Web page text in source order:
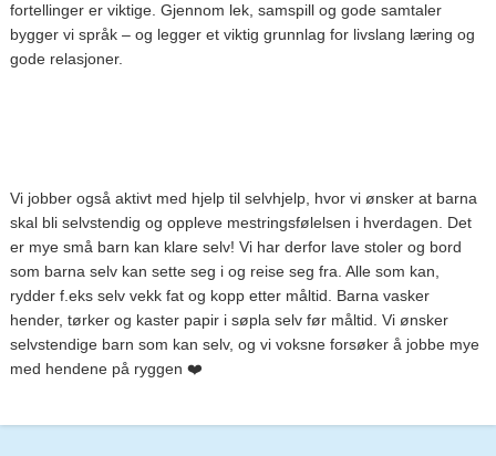
fortellinger er viktige. Gjennom lek, samspill og gode samtaler
bygger vi språk – og legger et viktig grunnlag for livslang læring og
gode relasjoner.
Vi jobber også aktivt med hjelp til selvhjelp, hvor vi ønsker at barna
skal bli selvstendig og oppleve mestringsfølelsen i hverdagen. Det
er mye små barn kan klare selv! Vi har derfor lave stoler og bord
som barna selv kan sette seg i og reise seg fra. Alle som kan,
rydder f.eks selv vekk fat og kopp etter måltid. Barna vasker
hender, tørker og kaster papir i søpla selv før måltid. Vi ønsker
selvstendige barn som kan selv, og vi voksne forsøker å jobbe mye
med hendene på ryggen ❤️